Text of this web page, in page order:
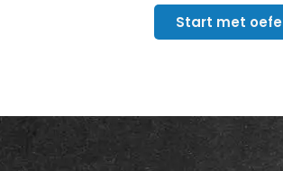
Start met